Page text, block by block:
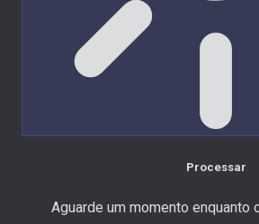
Processar
Aguarde um momento enquanto